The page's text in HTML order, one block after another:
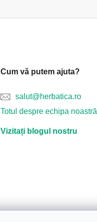
Cum vă putem ajuta?
salut@herbatica.ro
Totul despre echipa noastră
Vizitați blogul nostru